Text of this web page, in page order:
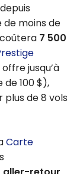
moins de
7 500
jusqu’à
100 $),
de 8 vols
Carte